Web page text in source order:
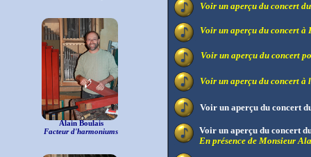
Voir un aperçu du concert
En présence de Monsieur
Voir un aperçu du concert
Voir un aperçu du concert à
Voir un aperçu du concert à
Alain Boulais
Facteur d'harmoniums
Voir un aperçu du concert
Voir un aperçu du concert